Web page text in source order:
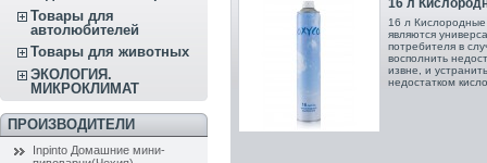
Товары для
автолюбителей
Товары для животных
ЭКОЛОГИЯ.
МИКРОКЛИМАТ
ПРОИЗВОДИТЕЛИ
Inpinto Домашние мини-
16 л
являются
потребителя в
восполнить
извне, и
недостатком